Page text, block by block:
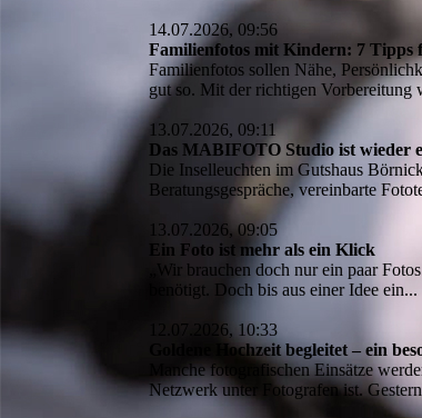
14.07.2026, 09:56
Familienfotos mit Kindern: 7 Tipps
Familienfotos sollen Nähe,
gut so. Mit der richtigen
13.07.2026, 09:11
Das MABIFOTO Studio ist wieder
Die Inselleuchten im Gutshaus
Beratungsgespräche, vereinbarte
13.07.2026, 09:05
Ein Foto ist mehr als ein Klick
„Wir brauchen doch nur ein paar
benötigt. Doch bis aus einer Idee
12.07.2026, 10:33
Goldene Hochzeit begleitet – ein
Manche fotografischen Einsätze
Netzwerk unter Fotografen ist.